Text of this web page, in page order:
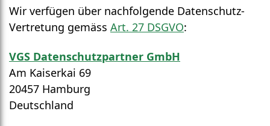
Wir verfügen über nachfolgende Daten­schutz-
Vertretung gemäss Art. 27 DSGVO:
VGS Datenschutz­partner GmbH
Am Kaiserkai 69
20457 Hamburg
Deutschland